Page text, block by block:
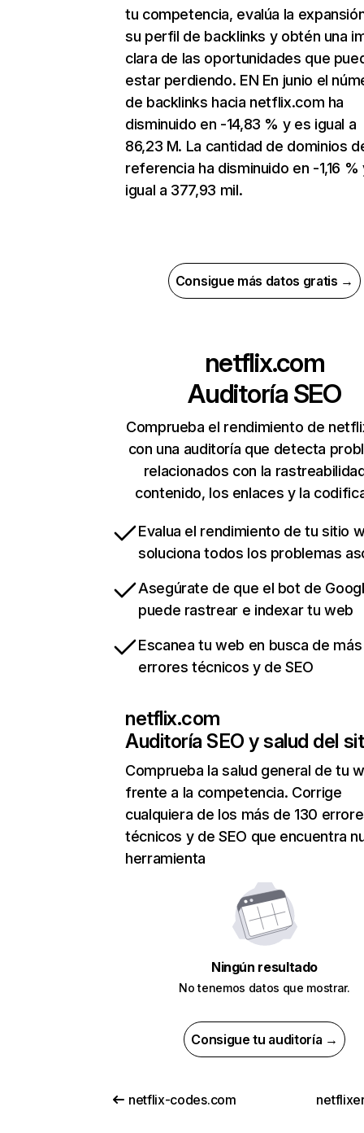
tu competencia, evalúa la
su perfil de backlinks y obtén una
clara de las oportunidades que
estar perdiendo. EN En junio el
de backlinks hacia netflix.com ha
disminuido en -14,83 % y es igual a
86,23 M. La cantidad de dominios
referencia ha disminuido en -1,16 %
igual a 377,93 mil.
Consigue más datos gratis →
netflix.com
Auditoría SEO
Comprueba el rendimiento de
con una auditoría que detecta
relacionados con la
contenido, los enlaces y la
Evalua el rendimiento de tu sitio
soluciona todos los problemas
Asegúrate de que el bot de
puede rastrear e indexar tu web
Escanea tu web en busca de
errores técnicos y de SEO
netflix.com
Auditoría SEO y salud del
Comprueba la salud general de tu
frente a la competencia. Corrige
cualquiera de los más de 130
técnicos y de SEO que encuentra
herramienta
Ningún resultado
No tenemos datos que mostrar.
Consigue tu auditoría →
netflix-codes.com